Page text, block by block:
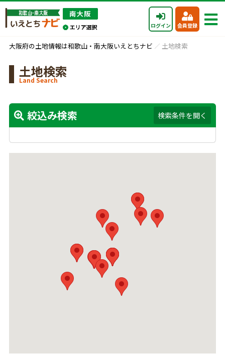
ログイン 会員登録
大阪府の土地情報は和歌山・南大阪いえとちナビ 土地検索
土地検索
Land Search
絞込み検索 検索条件を開く